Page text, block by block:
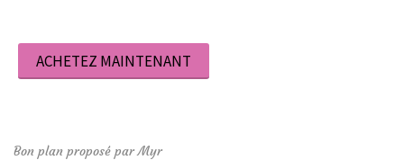
ACHETEZ MAINTENANT
Bon plan proposé par Myr